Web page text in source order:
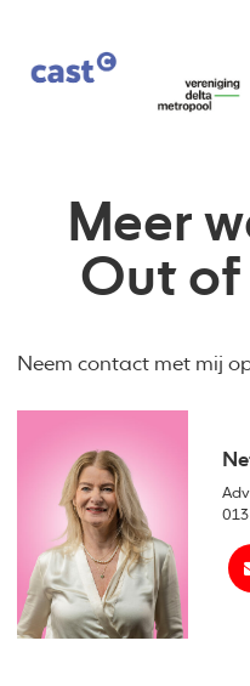
Meer
Out of
Neem contact met mij